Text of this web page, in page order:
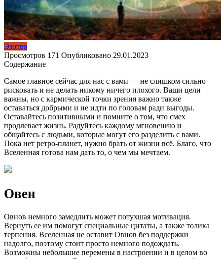
Эзотер
Просмотров 171 Опубликовано 29.01.2023
Содержание
Самое главное сейчас для нас с вами — не слишком сильно
рисковать и не делать никому ничего плохого. Ваши цели
важны, но с кармической точки зрения важно также
оставаться добрыми и не идти по головам ради выгоды.
Оставайтесь позитивными и помните о том, что смех
продлевает жизнь. Радуйтесь каждому мгновению и
общайтесь с людьми, которые могут его разделить с вами.
Пока нет ретро-планет, нужно брать от жизни всё. Благо, что
Вселенная готова нам дать то, о чем мы мечтаем.
Овен
Овнов немного замедлить может потухшая мотивация.
Вернуть ее им помогут специальные цитаты, а также толика
терпения. Вселенная не оставит Овнов без поддержки
надолго, поэтому стоит просто немного подождать.
Возможны небольшие перемены в настроении и в целом во